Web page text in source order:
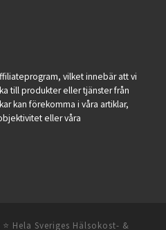
vilket innebär att vi
till produkter eller tjänster från
kan förekomma i våra artiklar,
eller våra
Hela Sveriges Hälsokost- &